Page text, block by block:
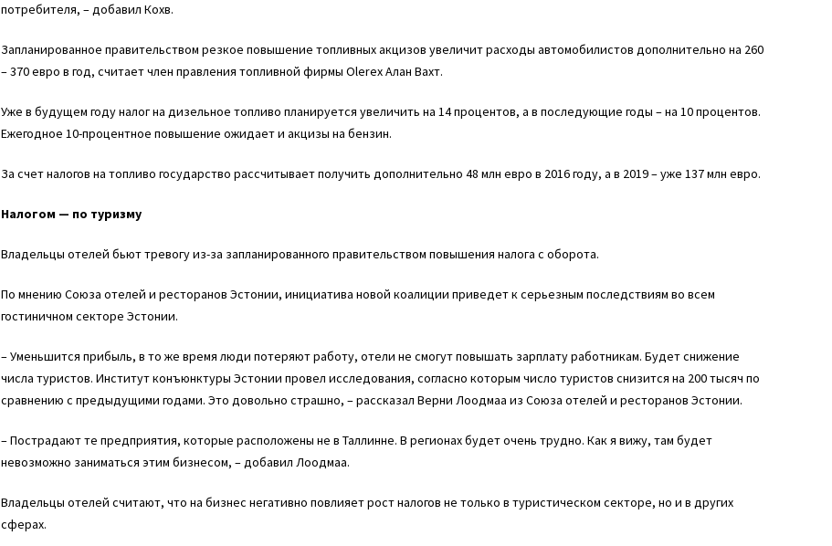
потребителя, – добавил Кохв.
Запланированное правительством резкое повышение топливных акцизов увеличит расходы автомобилистов дополнительно на 260
– 370 евро в год, считает член правления топливной фирмы Olerex Алан Вахт.
Уже в будущем году налог на дизельное топливо планируется увеличить на 14 процентов, а в последующие годы – на 10 процентов.
Ежегодное 10-процентное повышение ожидает и акцизы на бензин.
За счет налогов на топливо государство рассчитывает получить дополнительно 48 млн евро в 2016 году, а в 2019 – уже 137 млн евро.
Налогом — по туризму
Владельцы отелей бьют тревогу из-за запланированного правительством повышения налога с оборота.
По мнению Союза отелей и ресторанов Эстонии, инициатива новой коалиции приведет к серьезным последствиям во всем
гостиничном секторе Эстонии.
– Уменьшится прибыль, в то же время люди потеряют работу, отели не смогут повышать зарплату работникам. Будет снижение
числа туристов. Институт конъюнктуры Эстонии провел исследования, согласно которым число туристов снизится на 200 тысяч по
сравнению с предыдущими годами. Это довольно страшно, – рассказал Верни Лоодмаа из Союза отелей и ресторанов Эстонии.
– Пострадают те предприятия, которые расположены не в Таллинне. В регионах будет очень трудно. Как я вижу, там будет
невозможно заниматься этим бизнесом, – добавил Лоодмаа.
Владельцы отелей считают, что на бизнес негативно повлияет рост налогов не только в туристическом секторе, но и в других
сферах.